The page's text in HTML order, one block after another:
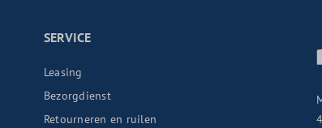
SERVICE
Leasing
Bezorgdienst
Retourneren en ruilen